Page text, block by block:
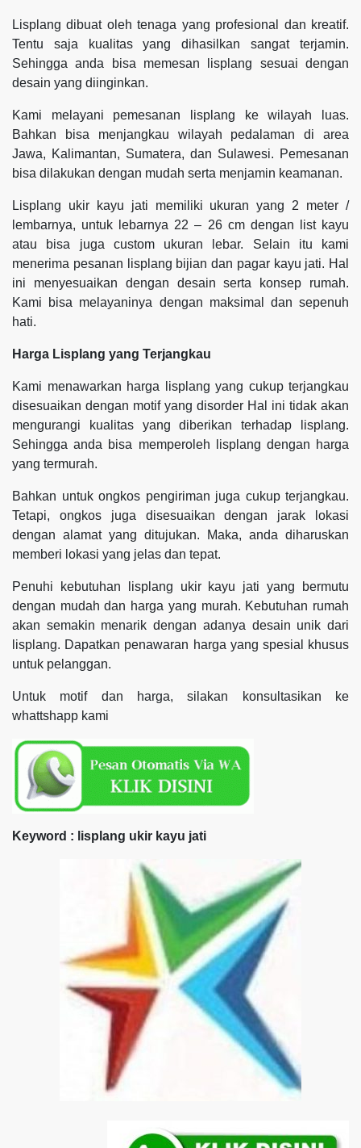
Lisplang dibuat oleh tenaga yang profesional dan kreatif.
Tentu saja kualitas yang dihasilkan sangat terjamin.
Sehingga anda bisa memesan lisplang sesuai dengan
desain yang diinginkan.
Kami melayani pemesanan lisplang ke wilayah luas.
Bahkan bisa menjangkau wilayah pedalaman di area
Jawa, Kalimantan, Sumatera, dan Sulawesi. Pemesanan
bisa dilakukan dengan mudah serta menjamin keamanan.
Lisplang ukir kayu jati memiliki ukuran yang 2 meter /
lembarnya, untuk lebarnya 22 – 26 cm dengan list kayu
atau bisa juga custom ukuran lebar. Selain itu kami
menerima pesanan lisplang bijian dan pagar kayu jati. Hal
ini menyesuaikan dengan desain serta konsep rumah.
Kami bisa melayaninya dengan maksimal dan sepenuh
hati.
Harga Lisplang yang Terjangkau
Kami menawarkan harga lisplang yang cukup terjangkau
disesuaikan dengan motif yang disorder Hal ini tidak akan
mengurangi kualitas yang diberikan terhadap lisplang.
Sehingga anda bisa memperoleh lisplang dengan harga
yang termurah.
Bahkan untuk ongkos pengiriman juga cukup terjangkau.
Tetapi, ongkos juga disesuaikan dengan jarak lokasi
dengan alamat yang ditujukan. Maka, anda diharuskan
memberi lokasi yang jelas dan tepat.
Penuhi kebutuhan lisplang ukir kayu jati yang bermutu
dengan mudah dan harga yang murah. Kebutuhan rumah
akan semakin menarik dengan adanya desain unik dari
lisplang. Dapatkan penawaran harga yang spesial khusus
untuk pelanggan.
Untuk motif dan harga, silakan konsultasikan ke
whattshapp kami
Keyword : lisplang ukir kayu jati